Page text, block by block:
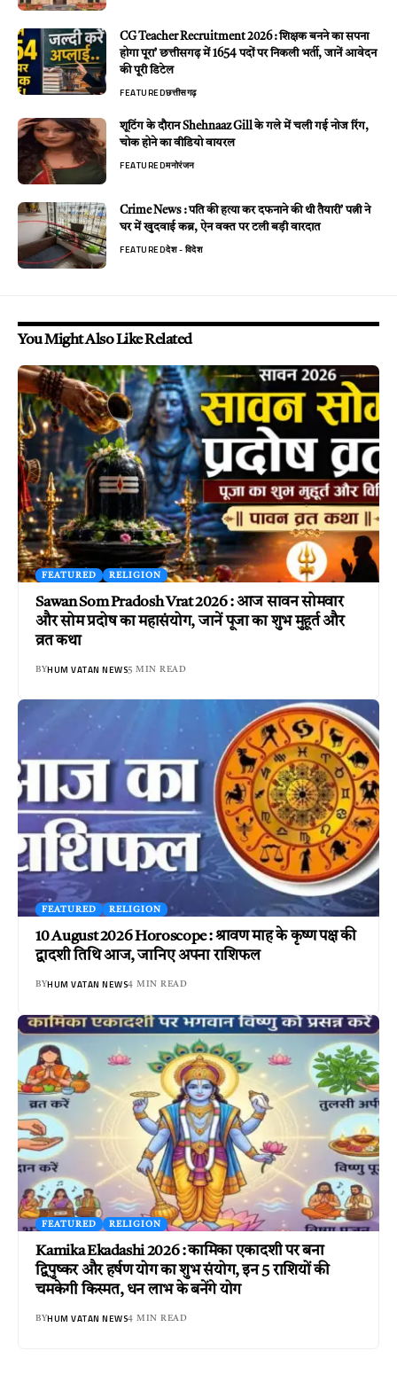
CG Teacher Recruitment 2026 : शिक्षक बनने का सपना
होगा पूरा’ छत्तीसगढ़ में 1654 पदों पर निकली भर्ती, जानें आवेदन
की पूरी डिटेल
FEATUREDछत्तीसगढ़
शूटिंग के दौरान Shehnaaz Gill के गले में चली गई नोज रिंग,
चोक होने का वीडियो वायरल
FEATUREDमनोरंजन
Crime News : पति की हत्या कर दफनाने की थी तैयारी’ पत्नी ने
घर में खुदवाई कब्र, ऐन वक्त पर टली बड़ी वारदात
FEATUREDदेश - विदेश
You Might Also Like Related
FEATURED RELIGION
Sawan Som Pradosh Vrat 2026 : आज सावन सोमवार
और सोम प्रदोष का महासंयोग, जानें पूजा का शुभ मुहूर्त और
व्रत कथा
BYHUM VATAN NEWS5 MIN READ
FEATURED RELIGION
10 August 2026 Horoscope : श्रावण माह के कृष्ण पक्ष की
द्वादशी तिथि आज, जानिए अपना राशिफल
BYHUM VATAN NEWS4 MIN READ
FEATURED RELIGION
Kamika Ekadashi 2026 : कामिका एकादशी पर बना
द्विपुष्कर और हर्षण योग का शुभ संयोग, इन 5 राशियों की
चमकेगी किस्मत, धन लाभ के बनेंगे योग
BYHUM VATAN NEWS4 MIN READ